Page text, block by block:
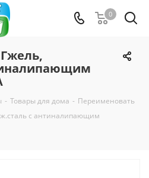
0
- Товары для дома - Переименовать
с антиналипающим